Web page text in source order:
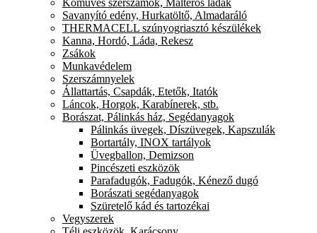
Kőműves szerszámok, Malteros ládák
Savanyító edény, Hurkatöltő, Almadaráló
THERMACELL szúnyogriasztó készülékek
Kanna, Hordó, Láda, Rekesz
Zsákok
Munkavédelem
Szerszámnyelek
Állattartás, Csapdák, Etetők, Itatók
Láncok, Horgok, Karabínerek, stb.
Borászat, Pálinkás ház, Segédanyagok
Pálinkás üvegek, Díszüvegek, Kapszulák
Bortartály, INOX tartályok
Üvegballon, Demizson
Pincészeti eszközök
Parafadugók, Fadugók, Kénező dugó
Borászati segédanyagok
Szüretelő kád és tartozékai
Vegyszerek